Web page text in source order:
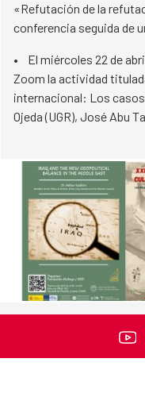
«Refutación de la
conferencia seguida de
• El miércoles 22 de
Zoom la actividad
internacional: Los casos
Ojeda (UGR), José Abu